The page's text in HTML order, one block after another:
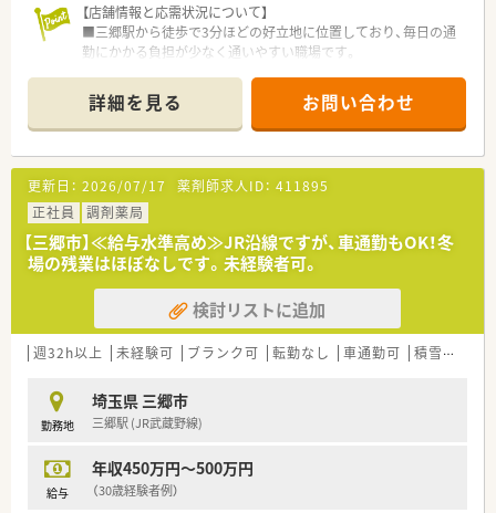
【店舗情報と応需状況について】
■三郷駅から徒歩で3分ほどの好立地に位置しており、毎日の通
勤にかかる負担が少なく通いやすい職場です。
おり、月間の対応枚数は約1000枚程度となります。
■現在は常勤薬剤師1名で対応していますが、業務量増加に伴う
負担軽減のため、新たな薬剤師を迎え入れ増員する予定です。
【募集背景と求める人物像について】
■処方箋枚数の増加に伴い、現在の1名体制から人員を強化する
ことで、一人ひとりの業務負担を減らすための急募案件です。
■地域に根差して長く安定して勤務していただける方を求めて
おり、定着率の高い職場で腰を据えて働きたい方に最適です。
■即戦力となる経験者はもちろん、意欲があれば30代前半まで
の未経験の方も相談可能で、幅広い層を歓迎しています。
【法人特徴について】
■1869年に創業し150年以上の歴史を持つ企業であり、埼玉県
■東証プライム上場企業のグループ傘下にあるため、強固な経営
基盤と充実したコンプライアンス体制が整っています。
■全店舗での平均勤続年数が10年以上と非常に長く、社員が安
【やりがい/おすすめポイント】
詳細を見る お問い合わせ
更新日： 2026/07/17 薬剤師求人ID： 411895
正社員
調剤薬局
【三郷市】≪給与水準高め≫JR沿線ですが、車通勤もOK！冬
場の残業はほぼなしです。未経験者可。
検討リストに追加
週32h以上 未経験可 ブランク可 転勤なし 車通勤可 積雪なし
勤務地
埼玉県 三郷市
三郷駅 (JR武蔵野線)
給与
年収450万円～500万円
（30歳経験者例）